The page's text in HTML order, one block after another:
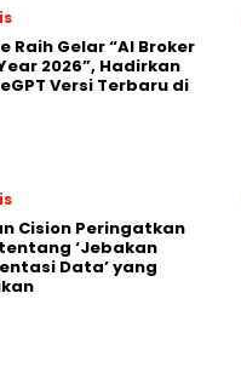
Raih Gelar “AI Broker
2026”, Hadirkan
Versi Terbaru di
Cision Peringatkan
‘Jebakan
Data’ yang